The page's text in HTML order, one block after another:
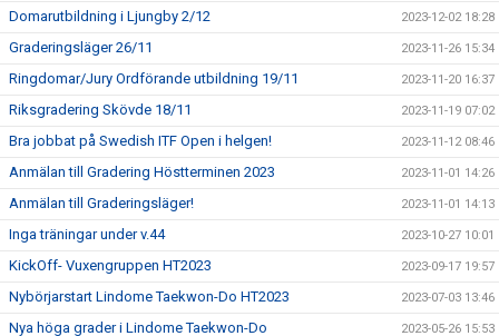
Domarutbildning i Ljungby 2/12 2023-12-02 18:28
Graderingsläger 26/11 2023-11-26 15:34
Ringdomar/Jury Ordförande utbildning 19/11 2023-11-20 16:37
Riksgradering Skövde 18/11 2023-11-19 07:02
Bra jobbat på Swedish ITF Open i helgen! 2023-11-12 08:46
Anmälan till Gradering Höstterminen 2023 2023-11-01 14:26
Anmälan till Graderingsläger! 2023-11-01 14:13
Inga träningar under v.44 2023-10-27 10:01
KickOff- Vuxengruppen HT2023 2023-09-17 19:57
Nybörjarstart Lindome Taekwon-Do HT2023 2023-07-03 13:46
Nya höga grader i Lindome Taekwon-Do 2023-05-26 15:53